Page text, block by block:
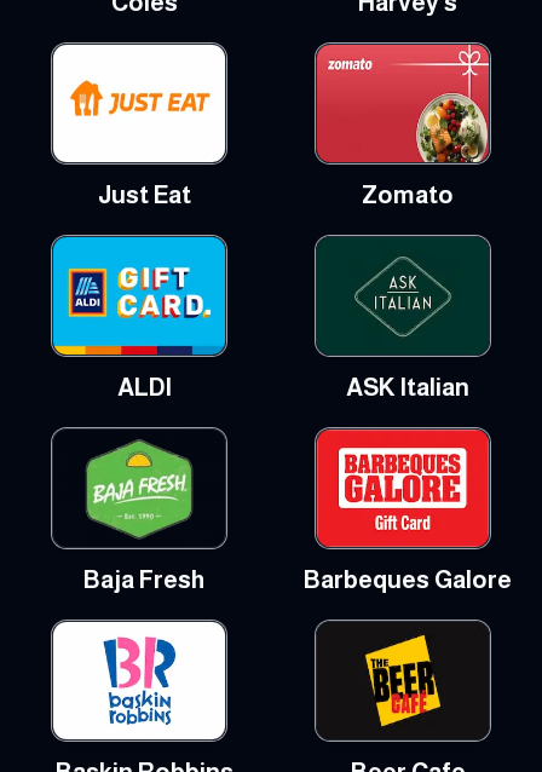
Just Eat Zomato
ALDI ASK Italian
Baja Fresh Barbeques Galore